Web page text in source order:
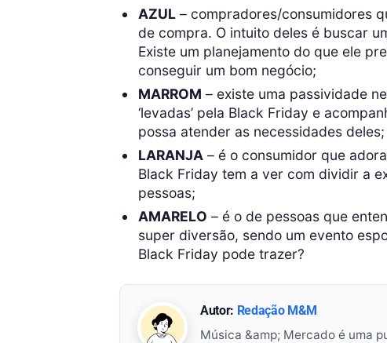
AZUL – compradores/consumidores
de compra. O intuito deles é buscar
Existe um planejamento do que ele
conseguir um bom negócio;
MARROM – existe uma passividade
‘levadas’ pela Black Friday e
possa atender as necessidades deles;
LARANJA – é o consumidor que
Black Friday tem a ver com dividir a
pessoas;
AMARELO – é o de pessoas que
super diversão, sendo um evento
Black Friday pode trazer?
Autor: Redação M&M
Música &amp; Mercado é uma